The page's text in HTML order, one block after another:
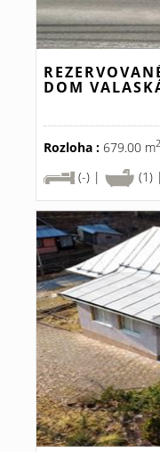
DOM
Rozloha : 679.00 m2
(-) |
(1) |